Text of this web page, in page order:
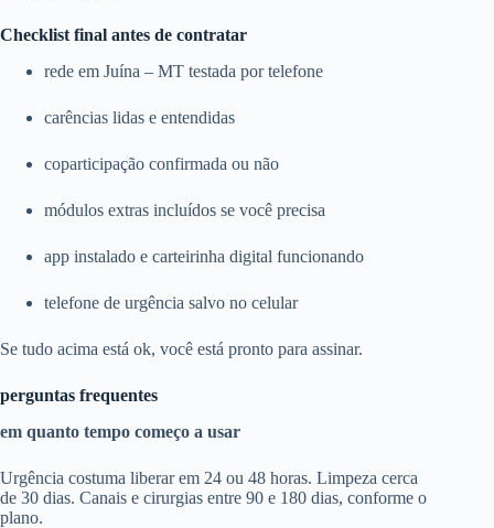
Checklist final antes de contratar
rede em Juína – MT testada por telefone
carências lidas e entendidas
coparticipação confirmada ou não
módulos extras incluídos se você precisa
app instalado e carteirinha digital funcionando
telefone de urgência salvo no celular
Se tudo acima está ok, você está pronto para assinar.
perguntas frequentes
em quanto tempo começo a usar
Urgência costuma liberar em 24 ou 48 horas. Limpeza cerca
de 30 dias. Canais e cirurgias entre 90 e 180 dias, conforme o
plano.